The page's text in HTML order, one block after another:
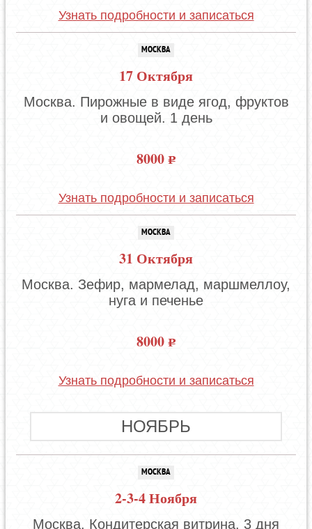
Узнать подробности и записаться
МОСКВА
17 Октября
Москва. Пирожные в виде ягод, фруктов
и овощей. 1 день
8000
Узнать подробности и записаться
МОСКВА
31 Октября
Москва. Зефир, мармелад, маршмеллоу,
нуга и печенье
8000
Узнать подробности и записаться
НОЯБРЬ
МОСКВА
2-3-4 Ноября
Москва. Кондитерская витрина. 3 дня